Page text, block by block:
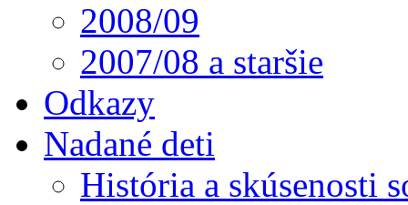
2008/09
2007/08 a staršie
Odkazy
Nadané deti
História a skúsenosti